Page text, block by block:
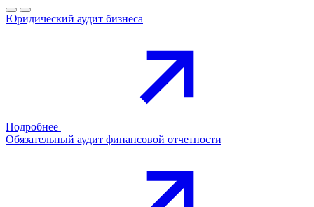
Юридический аудит бизнеса
Подробнее
Обязательный аудит финансовой отчетности